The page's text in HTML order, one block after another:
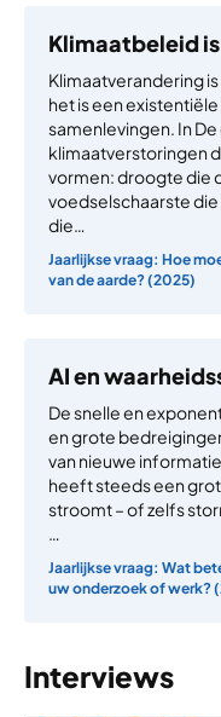
Klimaatbeleid
Klimaatverandering
het is een
samenlevingen. In
klimaatverstoringen
vormen: droogte die
voedselschaarste
die…
Jaarlijkse vraag: Hoe
van de aarde? (2025)
AI en
De snelle en
en grote
van nieuwe
heeft steeds een
stroomt – of zelfs
…
Jaarlijkse vraag: Wat
uw onderzoek of werk?
Interviews